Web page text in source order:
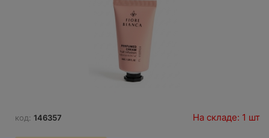
код: 146357 На складе: 1 шт